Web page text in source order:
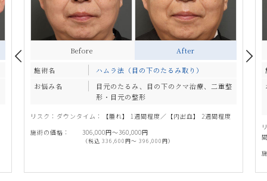
Before After
施術名
ハムラ法（目の下のたるみ取り）
お悩み名
目元のたるみ、目の下のクマ治療、二重整
形・目元の整形
リスク：ダウンタイム：【腫れ】 1週間程度／【内出血】 2週間程度
施術の価格：
306,000円〜360,000円
（税込 336,600円〜 396,000円）